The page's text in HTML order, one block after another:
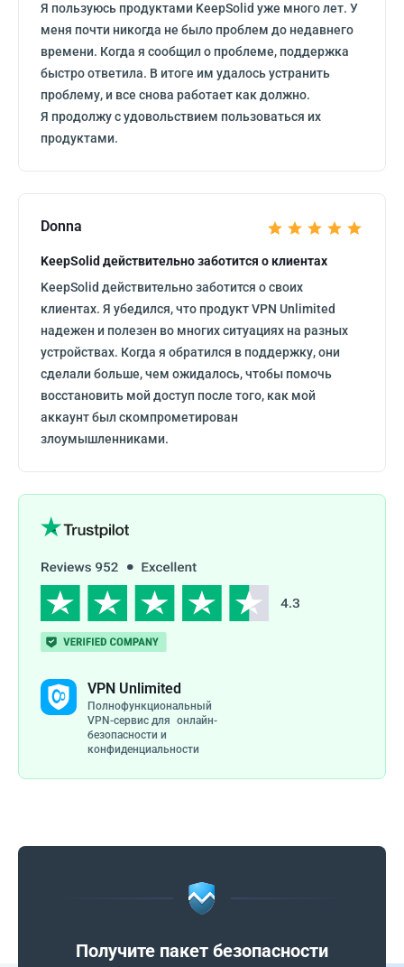
Я пользуюсь продуктами KeepSolid уже много лет. У
меня почти никогда не было проблем до недавнего
времени. Когда я сообщил о проблеме, поддержка
быстро ответила. В итоге им удалось устранить
проблему, и все снова работает как должно.
Я продолжу с удовольствием пользоваться их
продуктами.
Donna
KeepSolid действительно заботится о клиентах
KeepSolid действительно заботится о своих
клиентах. Я убедился, что продукт VPN Unlimited
надежен и полезен во многих ситуациях на разных
устройствах. Когда я обратился в поддержку, они
сделали больше, чем ожидалось, чтобы помочь
восстановить мой доступ после того, как мой
аккаунт был скомпрометирован
злоумышленниками.
VPN Unlimited
Полнофункциональный
VPN-сервис для онлайн-
безопасности и
конфиденциальности
Получите пакет безопасности